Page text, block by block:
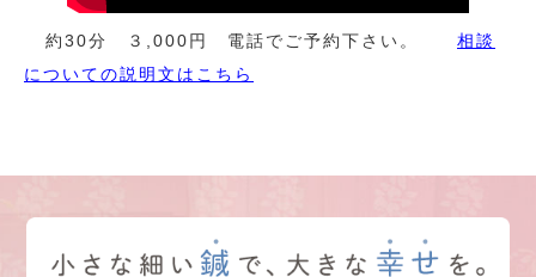
約30分 ３,000円 電話でご予約下さい。 相談
についての説明文はこちら